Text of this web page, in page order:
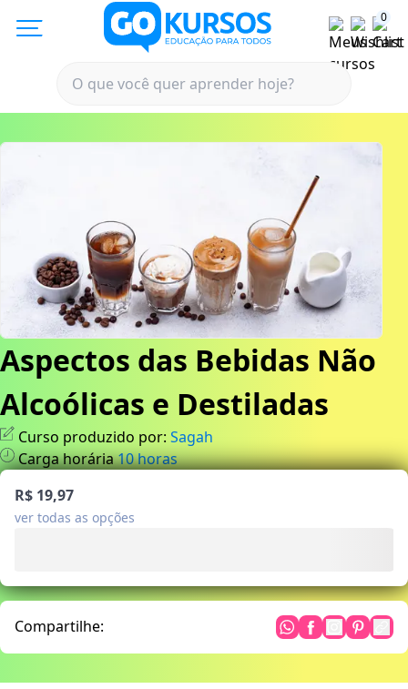
0
Aspectos das Bebidas Não
Alcoólicas e Destiladas
Curso produzido por: Sagah
Carga horária10horas
R$ 19,97
ver todas as opções
Compartilhe: